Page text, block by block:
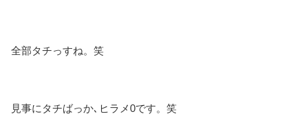
全部タチっすね。笑
見事にタチばっか､ヒラメ0です。笑